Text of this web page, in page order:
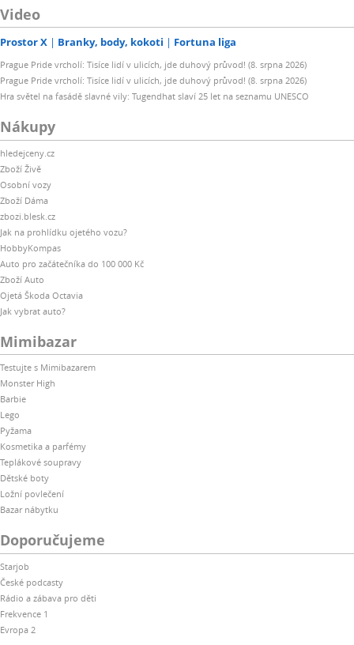
Video
Prostor X Branky, body, kokoti Fortuna liga
Prague Pride vrcholí: Tisíce lidí v ulicích, jde duhový průvod! (8. srpna 2026)
Prague Pride vrcholí: Tisíce lidí v ulicích, jde duhový průvod! (8. srpna 2026)
Hra světel na fasádě slavné vily: Tugendhat slaví 25 let na seznamu UNESCO
Nákupy
hledejceny.cz
Zboží Živě
Osobní vozy
Zboží Dáma
zbozi.blesk.cz
Jak na prohlídku ojetého vozu?
HobbyKompas
Auto pro začátečníka do 100 000 Kč
Zboží Auto
Ojetá Škoda Octavia
Jak vybrat auto?
Mimibazar
Testujte s Mimibazarem
Monster High
Barbie
Lego
Pyžama
Kosmetika a parfémy
Teplákové soupravy
Dětské boty
Ložní povlečení
Bazar nábytku
Doporučujeme
Starjob
České podcasty
Rádio a zábava pro děti
Frekvence 1
Evropa 2